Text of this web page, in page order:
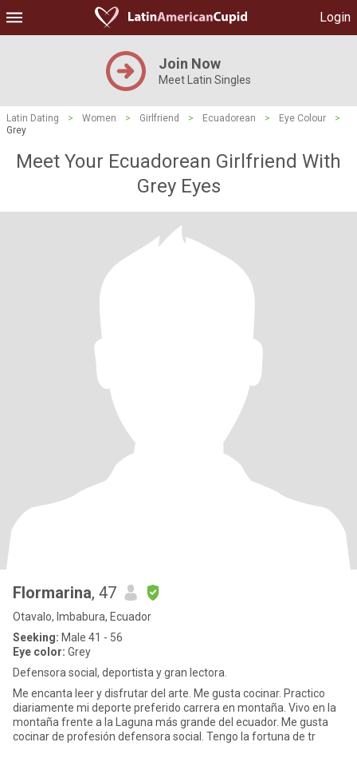
Login
Join Now
Meet Latin Singles
Latin Dating > Women > Girlfriend > Ecuadorean > Eye Colour
>
Grey
Meet Your Ecuadorean Girlfriend With
Grey Eyes
Flormarina, 47
Otavalo, Imbabura, Ecuador
Seeking: Male 41 - 56
Eye color: Grey
Defensora social, deportista y gran lectora.
Me encanta leer y disfrutar del arte. Me gusta cocinar. Practico
diariamente mi deporte preferido carrera en montaña. Vivo en la
montaña frente a la Laguna más grande del ecuador. Me gusta
cocinar de profesión defensora social. Tengo la fortuna de tr